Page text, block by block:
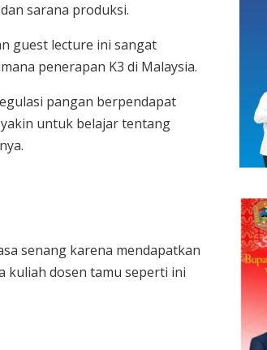
sarana produksi.
guest lecture ini sangat
penerapan K3 di Malaysia.
pangan berpendapat
untuk belajar tentang
senang karena mendapatkan
kuliah dosen tamu seperti ini